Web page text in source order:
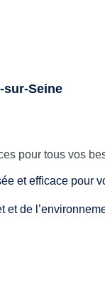
sur-Seine
pour tous vos
et efficace pour
et de